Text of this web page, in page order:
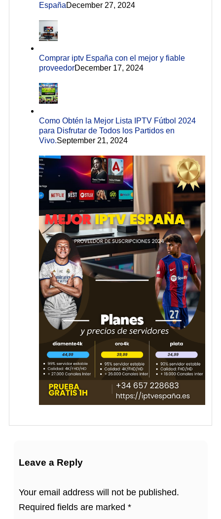
EspañaDecember 27, 2024
Comprar iptv España con el mejor y fiable
proveedorDecember 17, 2024
Como Obtén la Mejor Lista IPTV Fútbol 2024
para Disfrutar de Todos los Partidos en
Vivo.September 21, 2024
Leave a Reply
Your email address will not be published.
Required fields are marked *